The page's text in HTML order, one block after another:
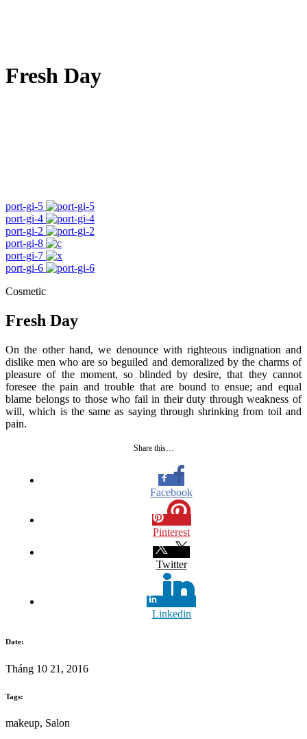
Fresh Day
port-gi-5
port-gi-4
port-gi-2
port-gi-8
port-gi-7
port-gi-6
Cosmetic
Fresh Day
On the other hand, we denounce with righteous indignation and
dislike men who are so beguiled and demoralized by the charms of
pleasure of the moment, so blinded by desire, that they cannot
foresee the pain and trouble that are bound to ensue; and equal
blame belongs to those who fail in their duty through weakness of
will, which is the same as saying through shrinking from toil and
pain.
Share this…
Facebook
Pinterest
Twitter
Linkedin
Date:
Tháng 10 21, 2016
Tags:
makeup, Salon